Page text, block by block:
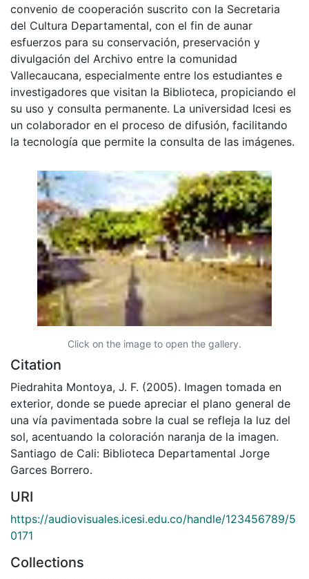
convenio de cooperación suscrito con la Secretaria
del Cultura Departamental, con el fin de aunar
esfuerzos para su conservación, preservación y
divulgación del Archivo entre la comunidad
Vallecaucana, especialmente entre los estudiantes e
investigadores que visitan la Biblioteca, propiciando el
su uso y consulta permanente. La universidad Icesi es
un colaborador en el proceso de difusión, facilitando
la tecnología que permite la consulta de las imágenes.
Click on the image to open the gallery.
Citation
Piedrahita Montoya, J. F. (2005). Imagen tomada en
exterior, donde se puede apreciar el plano general de
una vía pavimentada sobre la cual se refleja la luz del
sol, acentuando la coloración naranja de la imagen.
Santiago de Cali: Biblioteca Departamental Jorge
Garces Borrero.
URI
https://audiovisuales.icesi.edu.co/handle/123456789/5
0171
Collections